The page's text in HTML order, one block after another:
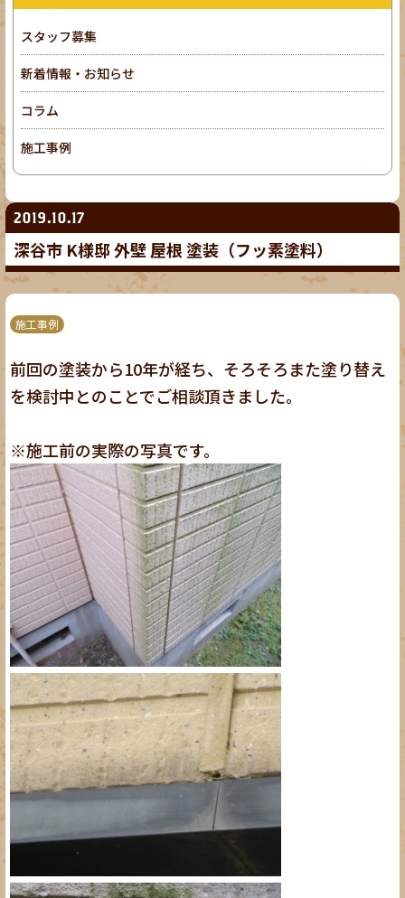
2019.10.17
深谷市 K様邸 外壁 屋根 塗装（フッ素塗料）
施工事例
前回の塗装から10年が経ち、そろそろまた塗り替え
を検討中とのことでご相談頂きました。
※施工前の実際の写真です。
スタッフ募集
新着情報・お知らせ
コラム
施工事例